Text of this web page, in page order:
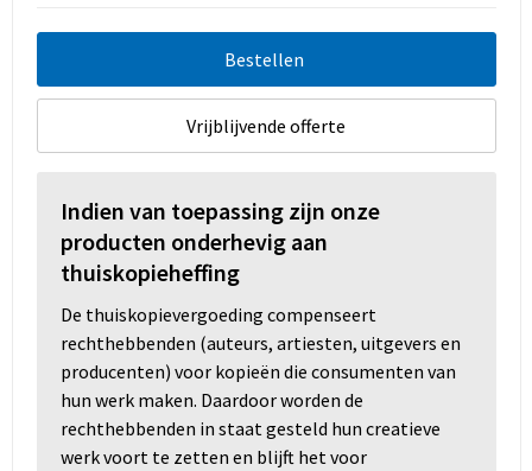
Bestellen
Vrijblijvende offerte
Indien van toepassing zijn onze
producten onderhevig aan
thuiskopieheffing
De thuiskopievergoeding compenseert
rechthebbenden (auteurs, artiesten, uitgevers en
producenten) voor kopieën die consumenten van
hun werk maken. Daardoor worden de
rechthebbenden in staat gesteld hun creatieve
werk voort te zetten en blijft het voor